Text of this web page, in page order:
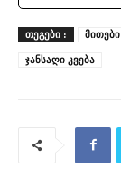
ᲗᲔᲒᲔᲑᲘ : მითები
ჯანსაღი კვება